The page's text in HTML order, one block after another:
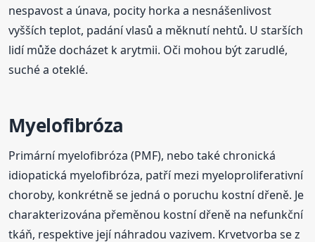
nespavost a únava, pocity horka a nesnášenlivost
vyšších teplot, padání vlasů a měknutí nehtů. U starších
lidí může docházet k arytmii. Oči mohou být zarudlé,
suché a oteklé.
Myelofibróza
Primární myelofibróza (PMF), nebo také chronická
idiopatická myelofibróza, patří mezi myeloproliferativní
choroby, konkrétně se jedná o poruchu kostní dřeně. Je
charakterizována přeměnou kostní dřeně na nefunkční
tkáň, respektive její náhradou vazivem. Krvetvorba se z